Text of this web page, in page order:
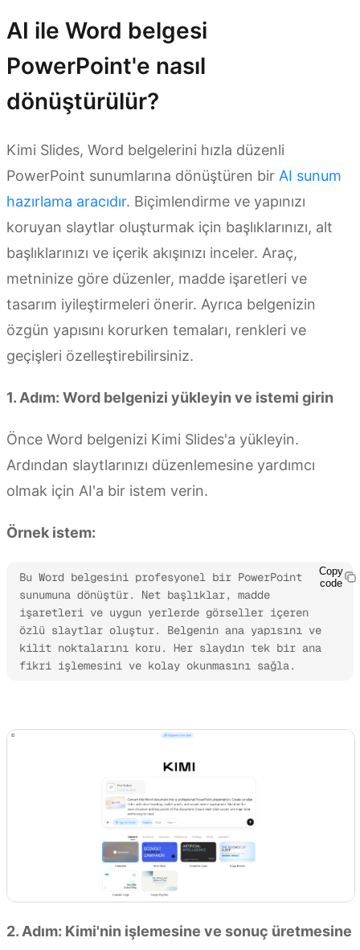
AI ile Word belgesi
PowerPoint'e nasıl
dönüştürülür?
Kimi Slides, Word belgelerini hızla düzenli
PowerPoint sunumlarına dönüştüren bir AI sunum
hazırlama aracıdır. Biçimlendirme ve yapınızı
koruyan slaytlar oluşturmak için başlıklarınızı, alt
başlıklarınızı ve içerik akışınızı inceler. Araç,
metninize göre düzenler, madde işaretleri ve
tasarım iyileştirmeleri önerir. Ayrıca belgenizin
özgün yapısını korurken temaları, renkleri ve
geçişleri özelleştirebilirsiniz.
1. Adım: Word belgenizi yükleyin ve istemi girin
Önce Word belgenizi Kimi Slides'a yükleyin.
Ardından slaytlarınızı düzenlemesine yardımcı
olmak için AI'a bir istem verin.
Örnek istem:
Bu Word belgesini profesyonel bir PowerPoint
sunumuna dönüştür. Net başlıklar, madde
işaretleri ve uygun yerlerde görseller içeren
özlü slaytlar oluştur. Belgenin ana yapısını ve
kilit noktalarını koru. Her slaydın tek bir ana
fikri işlemesini ve kolay okunmasını sağla.
Copy
code
2. Adım: Kimi'nin işlemesine ve sonuç üretmesine